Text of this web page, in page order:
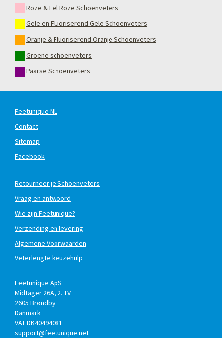
Roze & Fel Roze Schoenveters
Gele en Fluoriserend Gele Schoenveters
Oranje & Fluoriserend Oranje Schoenveters
Groene schoenveters
Paarse Schoenveters
Feetunique NL
Contact
Sitemap
Facebook
Retourneer je Schoenveters
Vraag en antwoord
Wie zijn Feetunique?
Verzending en levering
Algemene Voorwaarden
Veterlengte keuzehulp
Feetunique ApS
Midtager 26A, 2. TV
2605 Brøndby
Danmark
VAT DK40494081
support@feetunique.net